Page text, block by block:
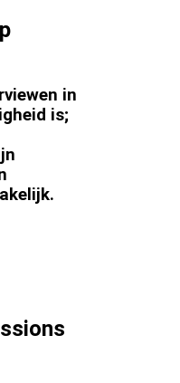
in
is;